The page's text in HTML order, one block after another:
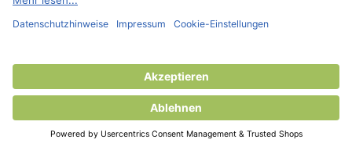
+49 (0) 421 169 817 80
© 2013 -2026erio FRESH GmbH & Co. KG
Product added to compare.